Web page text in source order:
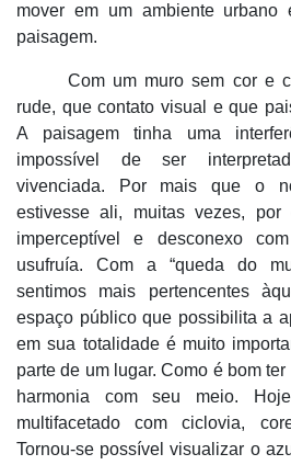
mover em um ambiente urbano
paisagem.
Com um muro sem cor e
rude, que contato visual e que
A paisagem tinha uma
impossível de ser
vivenciada. Por mais que o
estivesse ali, muitas vezes, por
imperceptível e desconexo
usufruía. Com a “queda do
sentimos mais pertencentes
espaço público que possibilita a
em sua totalidade é muito
parte de um lugar. Como é bom
harmonia com seu meio.
multifacetado com ciclovia,
Tornou-se possível visualizar o